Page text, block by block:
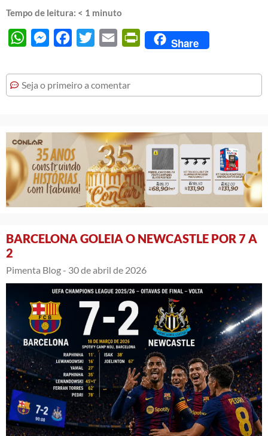
Tempo de leitura: < 1 minuto
WhatsAppMessengerFacebook
Twitter Email PrintFriendly
Share
Seja o primeiro a comentar
BARCELONA GOLEIA O NEWCASTLE POR 7 A
2
Pimenta Blog - 30 de abril de 2026